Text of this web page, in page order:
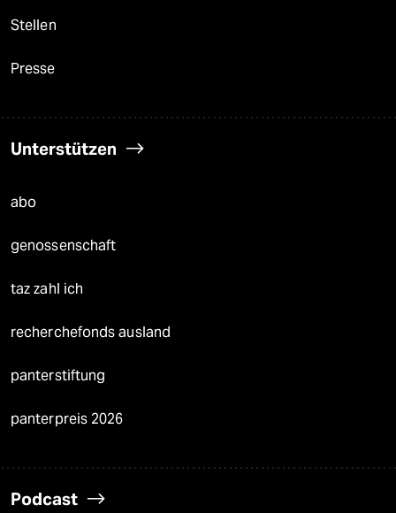
Stellen
Presse
Unterstützen
abo
genossenschaft
taz zahl ich
recherchefonds ausland
panterstiftung
panterpreis 2026
Podcast